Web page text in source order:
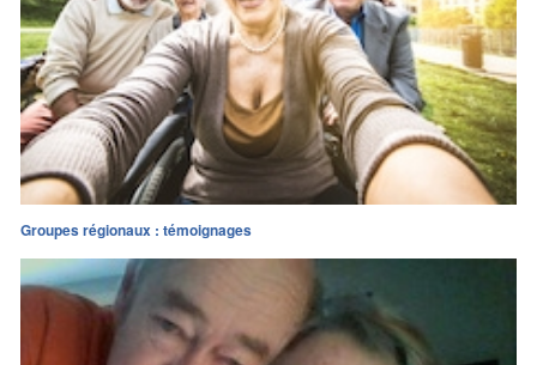
Groupes régionaux : témoignages